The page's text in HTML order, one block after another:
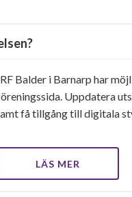
Balder i Barnarp har
Uppdatera
få tillgång till digitala
LÄS MER